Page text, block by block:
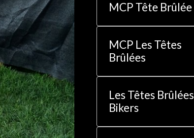
MCP Tête Brûlée
MCP Les Têtes
Brûlées
Les Têtes Brûlées
Bikers